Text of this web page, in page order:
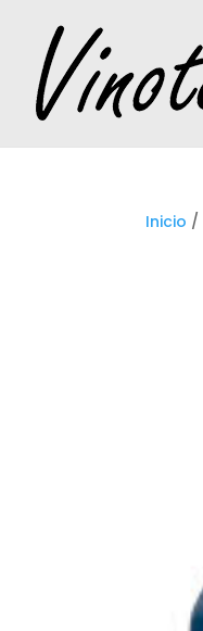
Inicio /